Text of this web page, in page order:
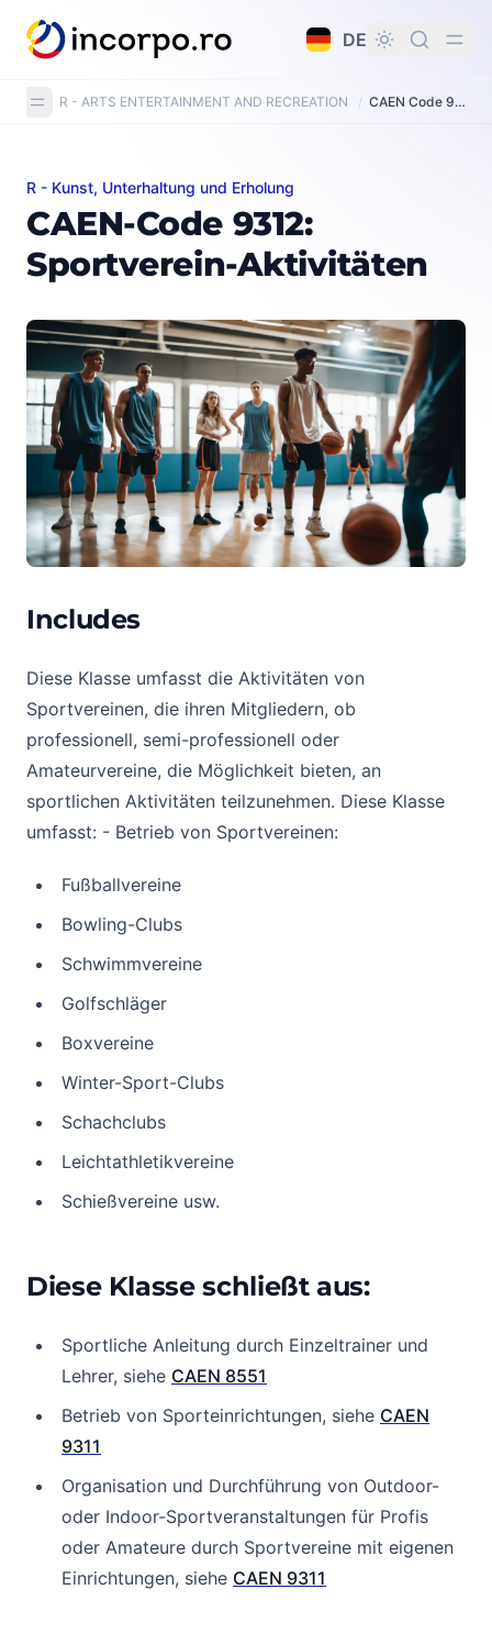
springen
DE
R - ARTS ENTERTAINMENT AND RECREATION / CAEN Code 9312: Activities of sport clubs
CAEN-Code 9312: Sportverein-Aktivitäten
R - Kunst, Unterhaltung und Erholung
CAEN-Code 9312:
Sportverein-Aktivitäten
Includes
Diese Klasse umfasst die Aktivitäten von
Sportvereinen, die ihren Mitgliedern, ob
professionell, semi-professionell oder
Amateurvereine, die Möglichkeit bieten, an
sportlichen Aktivitäten teilzunehmen. Diese Klasse
umfasst: - Betrieb von Sportvereinen:
Fußballvereine
Bowling-Clubs
Schwimmvereine
Golfschläger
Boxvereine
Winter-Sport-Clubs
Schachclubs
Leichtathletikvereine
Schießvereine usw.
Diese Klasse schließt aus:
Sportliche Anleitung durch Einzeltrainer und
Lehrer, siehe CAEN 8551
Betrieb von Sporteinrichtungen, siehe CAEN
9311
Organisation und Durchführung von Outdoor-
oder Indoor-Sportveranstaltungen für Profis
oder Amateure durch Sportvereine mit eigenen
Einrichtungen, siehe CAEN 9311